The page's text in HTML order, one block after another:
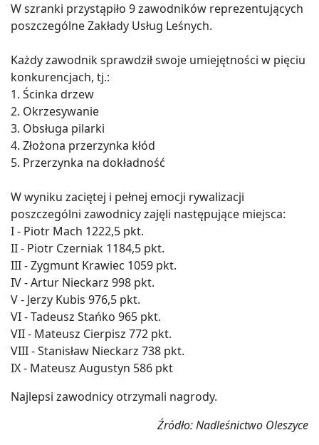
W szranki przystąpiło 9 zawodników reprezentujących
poszczególne Zakłady Usług Leśnych.
Każdy zawodnik sprawdził swoje umiejętności w pięciu
konkurencjach, tj.:
1. Ścinka drzew
2. Okrzesywanie
3. Obsługa pilarki
4. Złożona przerzynka kłód
5. Przerzynka na dokładność
W wyniku zaciętej i pełnej emocji rywalizacji
poszczególni zawodnicy zajęli następujące miejsca:
I - Piotr Mach 1222,5 pkt.
II - Piotr Czerniak 1184,5 pkt.
III - Zygmunt Krawiec 1059 pkt.
IV - Artur Nieckarz 998 pkt.
V - Jerzy Kubis 976,5 pkt.
VI - Tadeusz Stańko 965 pkt.
VII - Mateusz Cierpisz 772 pkt.
VIII - Stanisław Nieckarz 738 pkt.
IX - Mateusz Augustyn 586 pkt
Najlepsi zawodnicy otrzymali nagrody.
Źródło: Nadleśnictwo Oleszyce